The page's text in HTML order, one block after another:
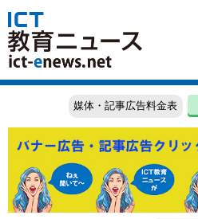
媒体・記事広告料金表